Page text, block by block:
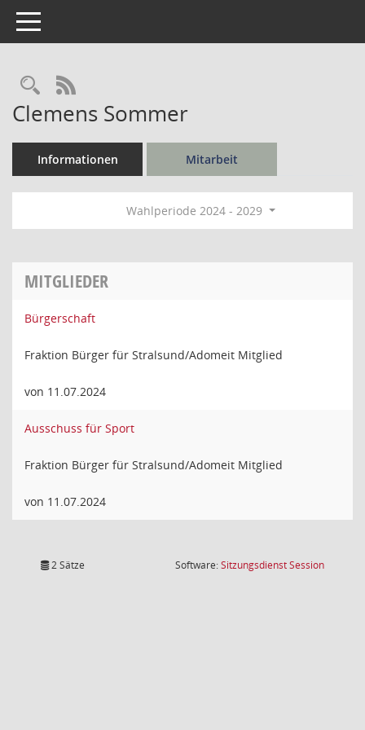
Toggle navigation
Rechercheauswahl
RSS-Feed
Clemens Sommer
Informationen Mitarbeit
Wahlperiode 2024 - 2029
MITGLIEDER
Bürgerschaft
Fraktion Bürger für Stralsund/Adomeit Mitglied
von 11.07.2024
Ausschuss für Sport
Fraktion Bürger für Stralsund/Adomeit Mitglied
von 11.07.2024
2 Sätze Software:SitzungsdienstSession(Wird in